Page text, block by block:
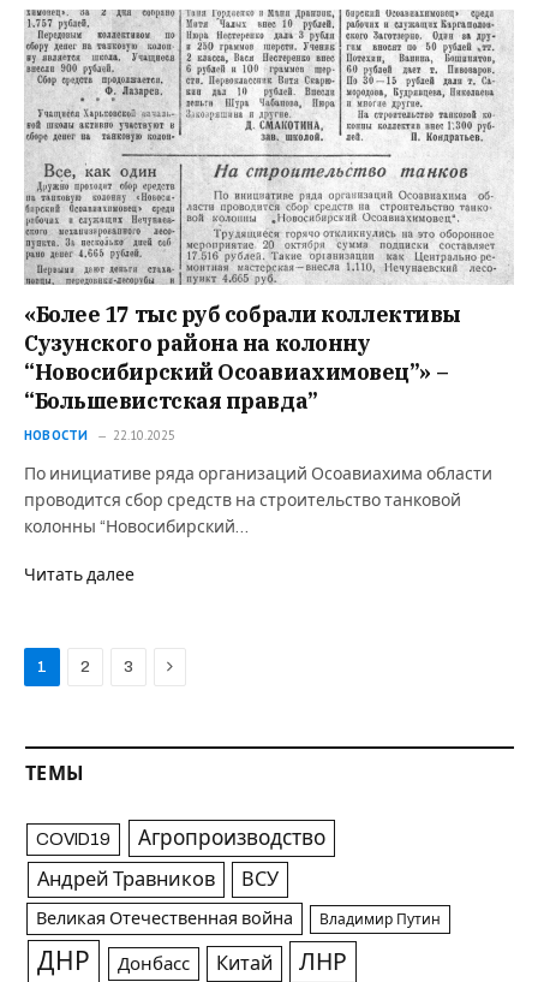
«Более 17 тыс руб собрали коллективы
Сузунского района на колонну
“Новосибирский Осоавиахимовец”» –
“Большевистская правда”
НОВОСТИ 22.10.2025
По инициативе ряда организаций Осоавиахима области
проводится сбор средств на строительство танковой
колонны “Новосибирский…
Читать далее
1 2 3 Next
ТЕМЫ
COVID19 Агропроизводство
Андрей Травников ВСУ
Великая Отечественная война Владимир Путин
ДНР Донбасс Китай ЛНР